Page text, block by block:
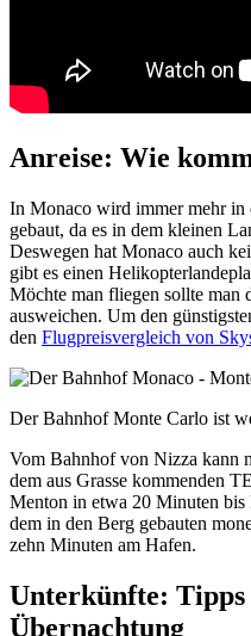
Anreise: Wie
In Monaco wird immer mehr in
gebaut, da es in dem kleinen
Deswegen hat Monaco auch
gibt es einen
Möchte man fliegen sollte man
ausweichen. Um den
den Flugpreisvergleich von
Der Bahnhof Monte Carlo ist
Vom Bahnhof von Nizza kann
dem aus Grasse kommenden
Menton in etwa 20 Minuten
dem in den Berg gebauten
zehn Minuten am Hafen.
Unterkünfte:
Übernachtung